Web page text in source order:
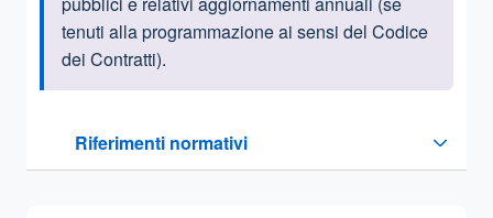
tenuti alla programmazione ai sensi del Codice
dei Contratti).
Riferimenti normativi
Sezione compressa